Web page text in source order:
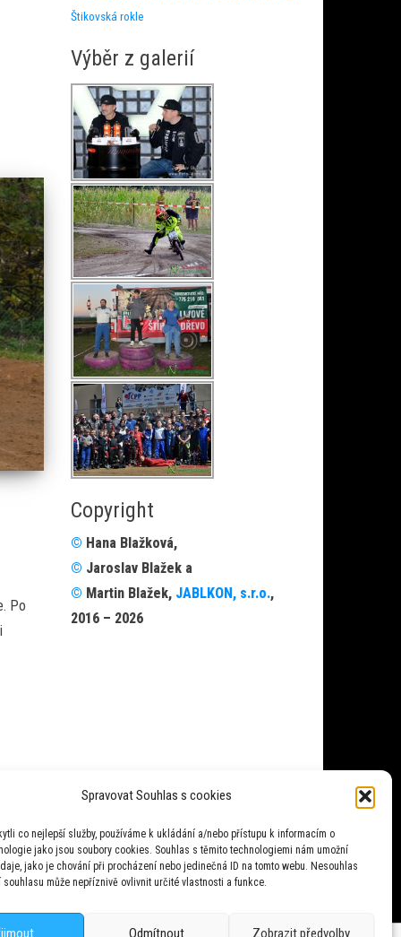
Spravovat Souhlas s cookies
co nejlepší služby, používáme k ukládání a/nebo přístupu k informacím o
jako jsou soubory cookies. Souhlas s těmito technologiemi nám umožní
jako je chování při procházení nebo jedinečná ID na tomto webu. Nesouhlas
souhlasu může nepříznivě ovlivnit určité vlastnosti a funkce.
Odmítnout Zobrazit předvolby
Po
Štikovská rokle
Výběr z galerií
Copyright
© Hana Blažková,
© Jaroslav Blažek a
© Martin Blažek, JABLKON, s.r.o.,
2016 – 2026